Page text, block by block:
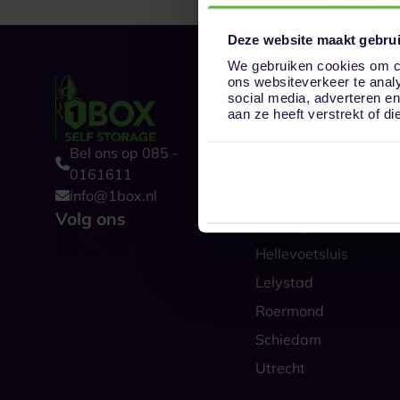
Deze website maakt
We gebruiken cookies om
ons websiteverkeer te
social media, adverteren
aan ze heeft verstrekt of
Bel ons op 085 -
0161611
info@1box.nl
Volg ons
Onze
Alkmaar
Hellevoetsluis
Lelystad
Roermond
Schiedam
Utrecht